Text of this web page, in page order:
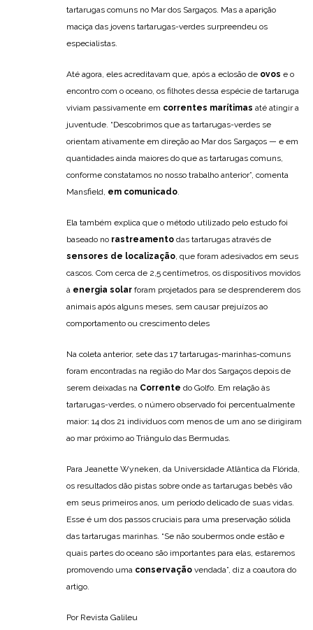
tartarugas comuns no Mar dos Sargaços. Mas a aparição
maciça das jovens tartarugas-verdes surpreendeu os
especialistas.
Até agora, eles acreditavam que, após a eclosão de ovos e o
encontro com o oceano, os filhotes dessa espécie de tartaruga
viviam passivamente em correntes marítimas até atingir a
juventude. “Descobrimos que as tartarugas-verdes se
orientam ativamente em direção ao Mar dos Sargaços — e em
quantidades ainda maiores do que as tartarugas comuns,
conforme constatamos no nosso trabalho anterior”, comenta
Mansfield, em comunicado.
Ela também explica que o método utilizado pelo estudo foi
baseado no rastreamento das tartarugas através de
sensores de localização, que foram adesivados em seus
cascos. Com cerca de 2,5 centímetros, os dispositivos movidos
à energia solar foram projetados para se desprenderem dos
animais após alguns meses, sem causar prejuízos ao
comportamento ou crescimento deles
Na coleta anterior, sete das 17 tartarugas-marinhas-comuns
foram encontradas na região do Mar dos Sargaços depois de
serem deixadas na Corrente do Golfo. Em relação às
tartarugas-verdes, o número observado foi percentualmente
maior: 14 dos 21 indivíduos com menos de um ano se dirigiram
ao mar próximo ao Triângulo das Bermudas.
Para Jeanette Wyneken, da Universidade Atlântica da Flórida,
os resultados dão pistas sobre onde as tartarugas bebês vão
em seus primeiros anos, um período delicado de suas vidas.
Esse é um dos passos cruciais para uma preservação sólida
das tartarugas marinhas. “Se não soubermos onde estão e
quais partes do oceano são importantes para elas, estaremos
promovendo uma conservação vendada”, diz a coautora do
artigo.
Por Revista Galileu